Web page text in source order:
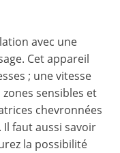
avec une
Cet appareil
; une vitesse
sensibles et
chevronnées
faut aussi savoir
la possibilité